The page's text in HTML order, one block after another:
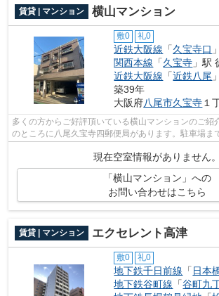
賃貸 | マンション 横山マンション
敷0 礼0
近鉄大阪線 「久宝寺口
関西本線 「久宝寺 」駅
近鉄大阪線 「近鉄八尾
築39年
大阪府八尾市久宝寺 １
多くの方からご好評頂いている横山マンションのご紹
のところに八尾久宝寺四郵便局があります。駐車場ま
現在空室情報がありません。
「横山マンション」への
お問い合わせはこちら
賃貸 | マンション エクセレント高津
敷0 礼0
地下鉄千日前線 「 日本
地下鉄谷町線 「谷町九